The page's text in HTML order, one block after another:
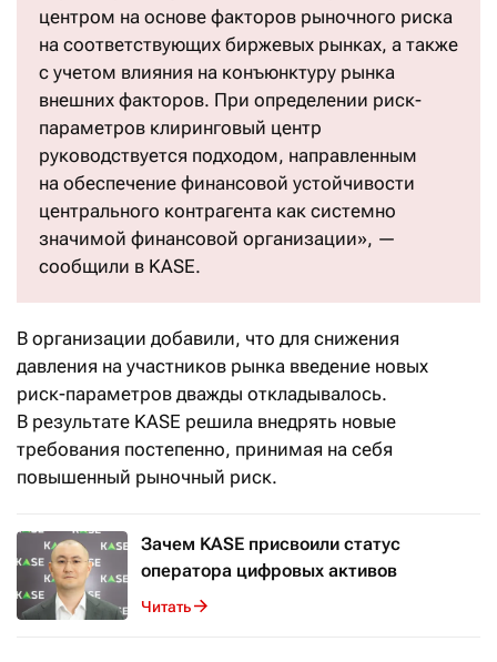
центром на основе факторов рыночного риска
на соответствующих биржевых рынках, а также
с учетом влияния на конъюнктуру рынка
внешних факторов. При определении риск-
параметров клиринговый центр
руководствуется подходом, направленным
на обеспечение финансовой устойчивости
центрального контрагента как системно
значимой финансовой организации», —
сообщили в KASE.
В организации добавили, что для снижения
давления на участников рынка введение новых
риск-параметров дважды откладывалось.
В результате KASE решила внедрять новые
требования постепенно, принимая на себя
повышенный рыночный риск.
Зачем KASE присвоили статус
оператора цифровых активов
Читать